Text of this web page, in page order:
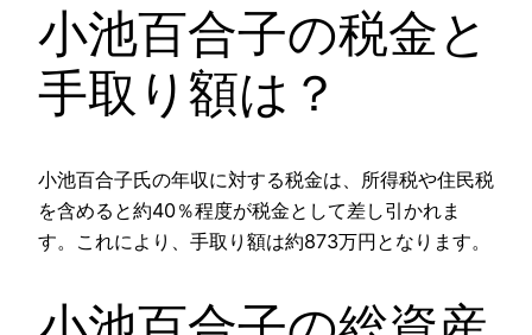
小池百合子の税金と
手取り額は？
小池百合子氏の年収に対する税金は、所得税や住民税
を含めると約40％程度が税金として差し引かれま
す。これにより、手取り額は約873万円となります​​​​。